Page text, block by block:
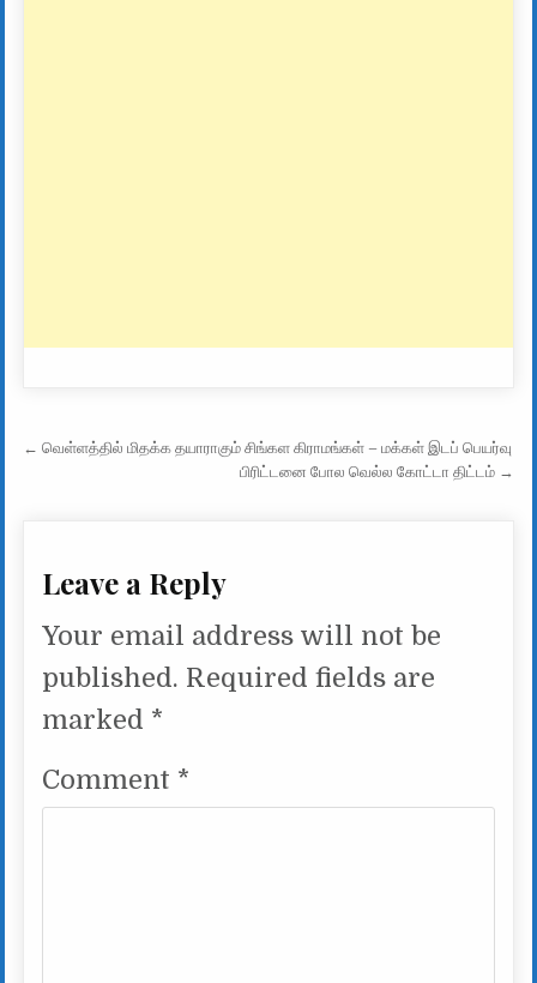
Post navigation
← வெள்ளத்தில் மிதக்க தயாராகும் சிங்கள கிராமங்கள் – மக்கள் இடப் பெயர்வு
பிரிட்டனை போல வெல்ல கோட்டா திட்டம் →
Leave a Reply
Your email address will not be
published. Required fields are
marked *
Comment *